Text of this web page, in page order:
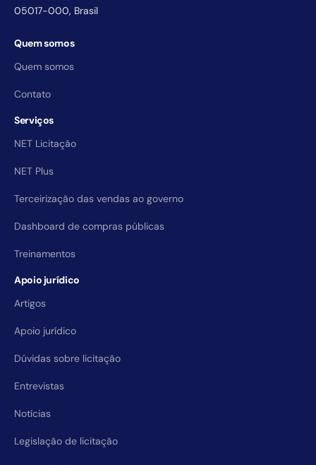
05017-000, Brasil
Quem somos
Quem somos
Contato
Serviços
NET Licitação
NET Plus
Terceirização das vendas ao governo
Dashboard de compras públicas
Treinamentos
Apoio jurídico
Artigos
Apoio jurídico
Dúvidas sobre licitação
Entrevistas
Notícias
Legislação de licitação